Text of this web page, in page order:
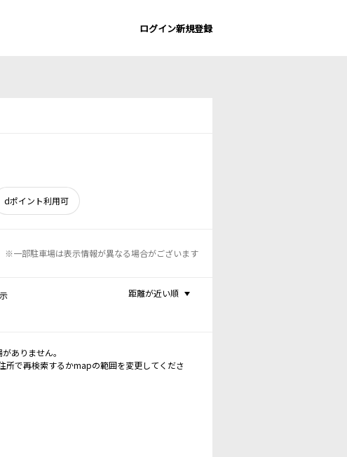
ログイン新規登録
dポイント利用可
※一部駐車場は表示情報が異なる場合がございます
距離が近い順
ありません。
所で再検索するかmapの範囲を変更してくださ